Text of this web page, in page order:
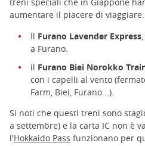
treni speciali che in Giappone
aumentare il piacere di viaggiare:
Il Furano Lavender Express
a Furano.
il Furano Biei Norokko
con i capelli al vento
Farm, Biei, Furano...).
Si noti che questi treni sono
a settembre) e la carta IC non è
l'Hokkaido Pass funzionano per